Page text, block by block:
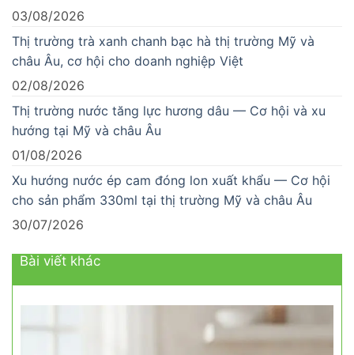
03/08/2026
Thị trường trà xanh chanh bạc hà thị trường Mỹ và
châu Âu, cơ hội cho doanh nghiệp Việt
02/08/2026
Thị trường nước tăng lực hương dâu — Cơ hội và xu
hướng tại Mỹ và châu Âu
01/08/2026
Xu hướng nước ép cam đóng lon xuất khẩu — Cơ hội
cho sản phẩm 330ml tại thị trường Mỹ và châu Âu
30/07/2026
Bài viết khác